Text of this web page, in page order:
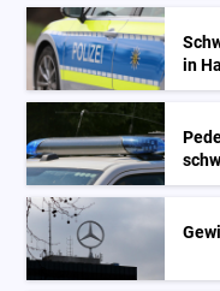
in